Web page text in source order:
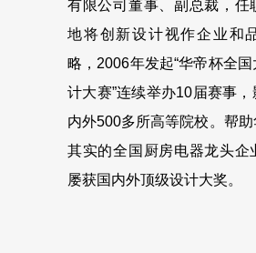
有限公司董事、副总裁，任
地将创新设计视作企业和
略，2006年发起“华帝杯全
计大赛”连续举办10届赛事，
内外500多所高等院校。帮助
其实的全国厨房电器龙头企
屡获国内外顶级设计大奖。